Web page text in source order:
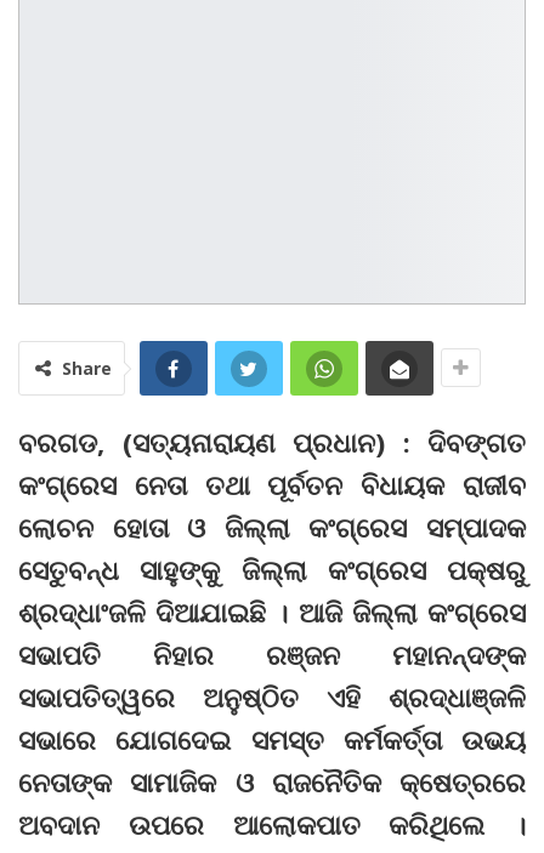
Share
ବରଗଡ, (ସତ୍ୟନାରାୟଣ ପ୍ରଧାନ) : ଦିବଙ୍ଗତ
କଂଗ୍ରେସ ନେତା ତଥା ପୂର୍ବତନ ବିଧାୟକ ରାଜୀବ
ଲୋଚନ ହୋତା ଓ ଜିଲ୍ଲା କଂଗ୍ରେସ ସମ୍ପାଦକ
ସେତୁବନ୍ଧ ସାହୁଙ୍କୁ ଜିଲ୍ଲା କଂଗ୍ରେସ ପକ୍ଷରୁ
ଶ୍ରଦ୍ଧାଂଜଳି ଦିଆଯାଇଛି । ଆଜି ଜିଲ୍ଲା କଂଗ୍ରେସ
ସଭାପତି ନିହାର ରଞ୍ଜନ ମହାନନ୍ଦଙ୍କ
ସଭାପତିତ୍ୱରେ ଅନୁଷ୍ଠିତ ଏହି ଶ୍ରଦ୍ଧାଞ୍ଜଳି
ସଭାରେ ଯୋଗଦେଇ ସମସ୍ତ କର୍ମକର୍ତ୍ତା ଉଭୟ
ନେତାଙ୍କ ସାମାଜିକ ଓ ରାଜନୈତିକ କ୍ଷେତ୍ରରେ
ଅବଦାନ ଉପରେ ଆଲୋକପାତ କରିଥିଲେ ।